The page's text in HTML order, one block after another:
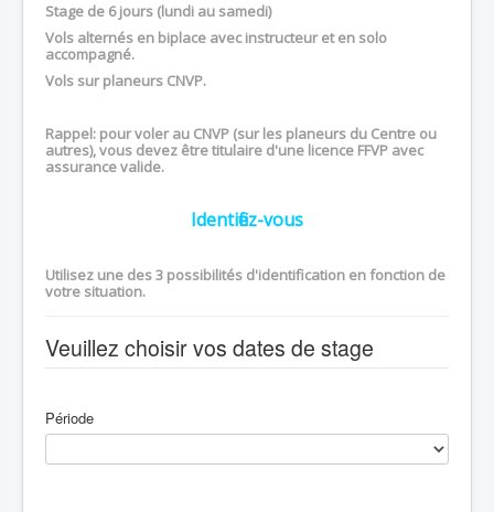
Stage de 6 jours (lundi au samedi)
Vols alternés en biplace avec instructeur et en solo
accompagné.
Vols sur planeurs CNVP.
Rappel: pour voler au CNVP (sur les planeurs du Centre ou
autres), vous devez être titulaire d'une licence FFVP avec
assurance valide.
Identifiez-vous
Utilisez une des 3 possibilités d'identification en fonction de
votre situation.
Veuillez choisir vos dates de stage
Période